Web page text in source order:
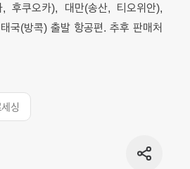
후쿠오카), 대만(송산, 티오위안),
국(방콕) 출발 항공편. 추후 판매처
싱
공유